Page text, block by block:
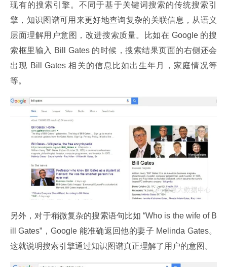
现有的搜索引擎。不同于基于关键词搜索的传统搜索引
擎，知识图谱可用来更好地查询复杂的关联信息，从语义
层面理解用户意图，改进搜索质量。比如在 Google 的搜
索框里输入 Bill Gates 的时候，搜索结果页面的右侧还会
出现 Bill Gates 相关的信息比如出生年月，家庭情况等
等。
另外，对于稍微复杂的搜索语句比如 “Who is the wife of B
ill Gates”，Google 能准确返回他的妻子 Melinda Gates。
这就说明搜索引擎通过知识图谱真正理解了用户的意图。